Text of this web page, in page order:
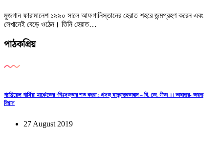
মুজগান ফারামানেশ ১৯৯০ সালে আফগানিস্তানের হেরাত শহরে জন্মগ্রহণ করেন এবং
সেখানেই বেড়ে ওঠেন। তিনি হেরাত…
পাঠকপ্রিয়
গ্যাব্রিয়েল গার্সিয়া মার্কেজের ‘নিঃসঙ্গতার শত বছর’: প্রসঙ্গ যাদুবাস্তবতাবাদ – বি. জে. গীতা ।। ভাষান্তর- জয়ন্ত
বিশ্বাস
27 August 2019